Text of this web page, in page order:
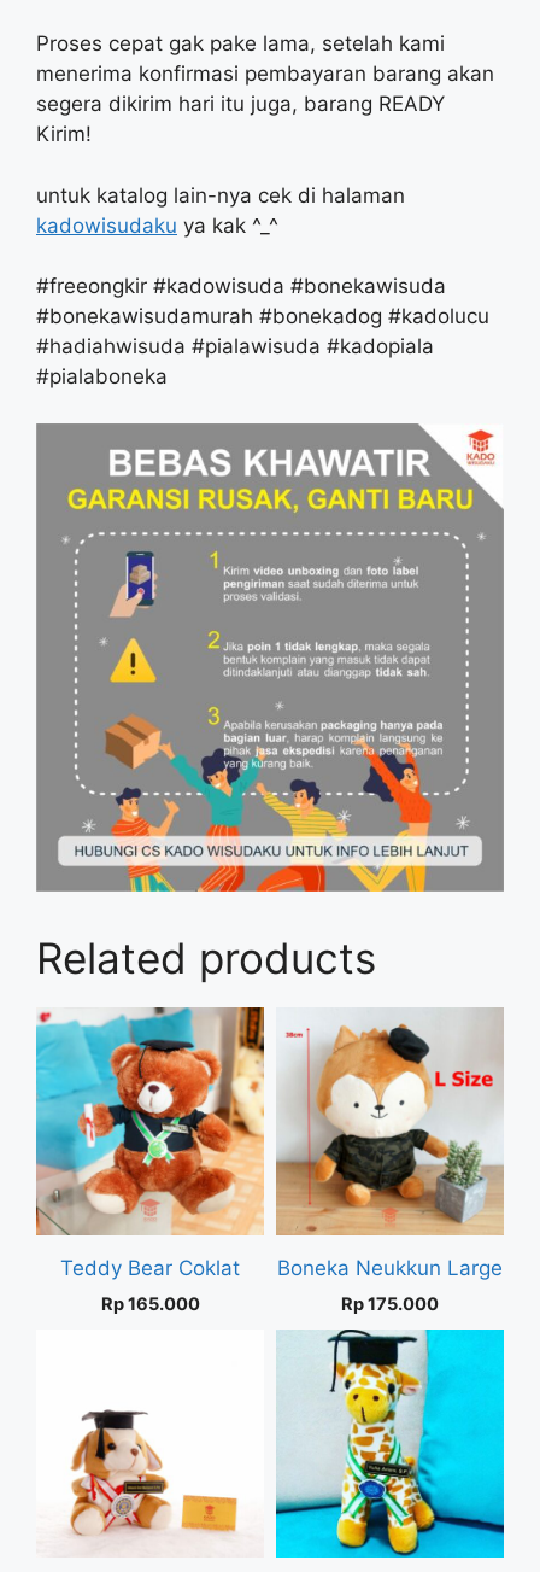
Proses cepat gak pake lama, setelah kami
menerima konfirmasi pembayaran barang akan
segera dikirim hari itu juga, barang READY
Kirim!
untuk katalog lain-nya cek di halaman
kadowisudaku ya kak ^_^
#freeongkir #kadowisuda #bonekawisuda
#bonekawisudamurah #bonekadog #kadolucu
#hadiahwisuda #pialawisuda #kadopiala
#pialaboneka
Related products
Teddy Bear Coklat
Rp165.000
Boneka Neukkun Large
Rp175.000